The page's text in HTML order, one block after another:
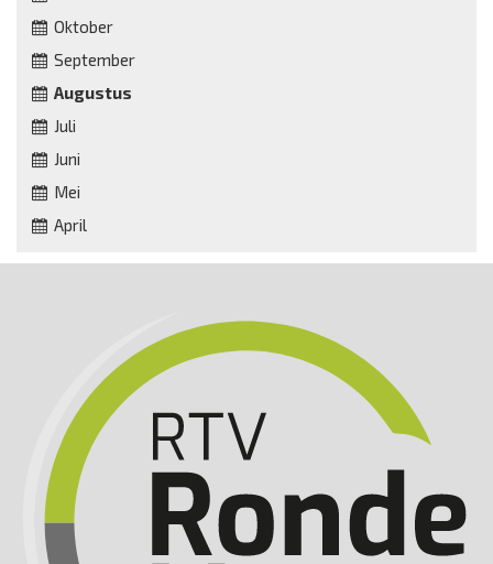
Oktober
September
Augustus
Juli
Juni
Mei
April